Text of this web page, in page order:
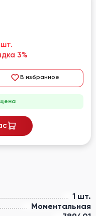
1 шт.
Моментальная
шт.
3%
В избранное